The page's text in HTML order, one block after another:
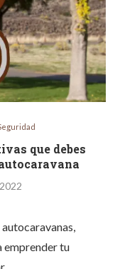
que debes
emprender tu